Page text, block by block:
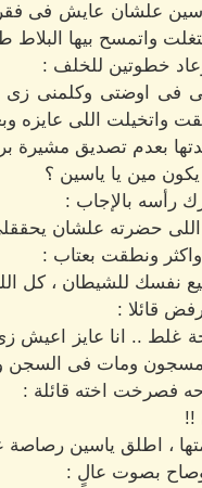
ياسين علشان عايش فى
واتمسح بيها البلاط
خطوتين للخلف :
اوضتى وكلمنى زى
واتخيلت اللى عايزه
بعدم تصديق مشيرة
مين يا ياسين ؟
رأسه بالإجاب :
اللى حضرته علشان
واكثر ونطقت بعتاب :
نفسك للشيطان ، كل
قائلا :
غلط .. انا عايز اعيش
ومات فى السجن
فصرخت اخته قائلة :
!!
، اطلق ياسين
وصاح بصوت عالٍ :